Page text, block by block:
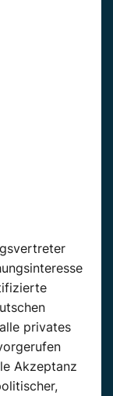
privates
Akzeptanz